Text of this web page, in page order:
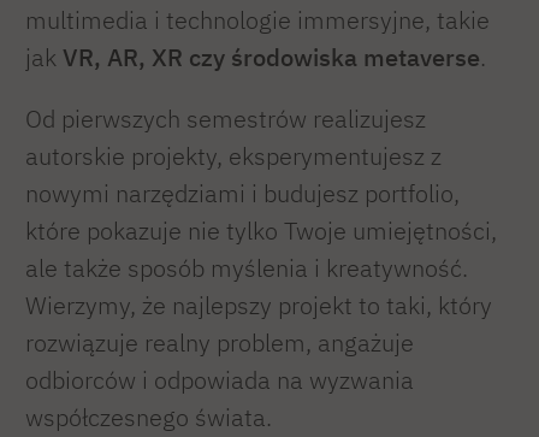
multimedia i technologie immersyjne, takie
jak VR, AR, XR czy środowiska metaverse.
Od pierwszych semestrów realizujesz
autorskie projekty, eksperymentujesz z
nowymi narzędziami i budujesz portfolio,
które pokazuje nie tylko Twoje umiejętności,
ale także sposób myślenia i kreatywność.
Wierzymy, że najlepszy projekt to taki, który
rozwiązuje realny problem, angażuje
odbiorców i odpowiada na wyzwania
współczesnego świata.